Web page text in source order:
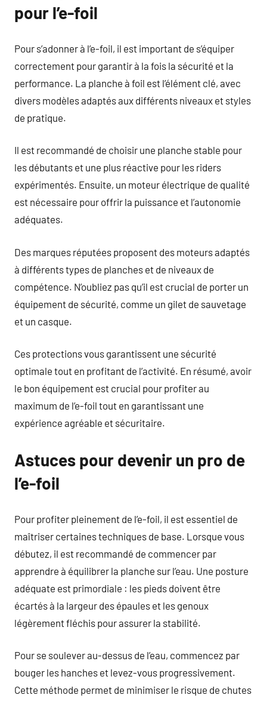
pour l’e-foil
Pour s’adonner à l’e-foil, il est important de s’équiper
correctement pour garantir à la fois la sécurité et la
performance. La planche à foil est l’élément clé, avec
divers modèles adaptés aux différents niveaux et styles
de pratique.
Il est recommandé de choisir une planche stable pour
les débutants et une plus réactive pour les riders
expérimentés. Ensuite, un moteur électrique de qualité
est nécessaire pour offrir la puissance et l’autonomie
adéquates.
Des marques réputées proposent des moteurs adaptés
à différents types de planches et de niveaux de
compétence. N’oubliez pas qu’il est crucial de porter un
équipement de sécurité, comme un gilet de sauvetage
et un casque.
Ces protections vous garantissent une sécurité
optimale tout en profitant de l’activité. En résumé, avoir
le bon équipement est crucial pour profiter au
maximum de l’e-foil tout en garantissant une
expérience agréable et sécuritaire.
Astuces pour devenir un pro de
l’e-foil
Pour profiter pleinement de l’e-foil, il est essentiel de
maîtriser certaines techniques de base. Lorsque vous
débutez, il est recommandé de commencer par
apprendre à équilibrer la planche sur l’eau. Une posture
adéquate est primordiale : les pieds doivent être
écartés à la largeur des épaules et les genoux
légèrement fléchis pour assurer la stabilité.
Pour se soulever au-dessus de l’eau, commencez par
bouger les hanches et levez-vous progressivement.
Cette méthode permet de minimiser le risque de chutes